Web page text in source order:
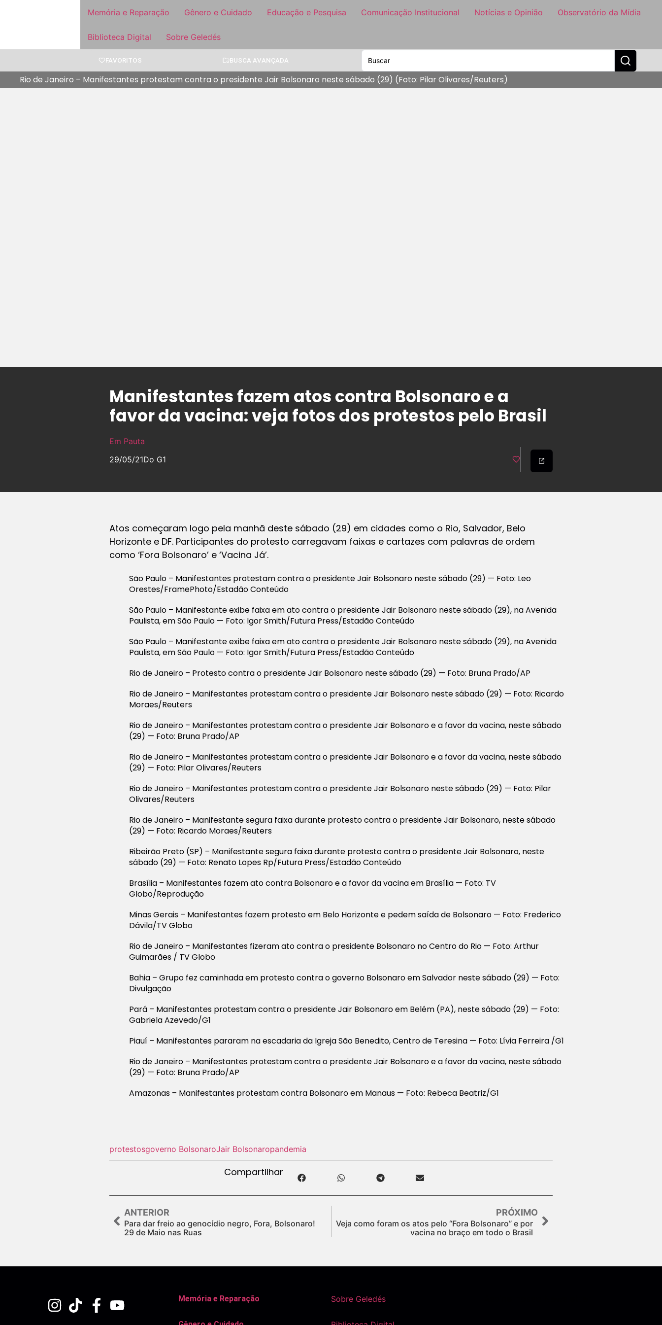
Memória e Reparação Gênero e Cuidado Educação e Pesquisa Comunicação Institucional Notícias e Opinião Observatório da Mídia
Biblioteca Digital Sobre Geledés
FAVORITOS BUSCA AVANÇADA
Rio de Janeiro – Manifestantes protestam contra o presidente Jair Bolsonaro neste sábado (29) (Foto: Pilar Olivares/Reuters)
Manifestantes fazem atos contra Bolsonaro e a
favor da vacina: veja fotos dos protestos pelo Brasil
Em Pauta
29/05/21Do G1
Atos começaram logo pela manhã deste sábado (29) em cidades como o Rio, Salvador, Belo
Horizonte e DF. Participantes do protesto carregavam faixas e cartazes com palavras de ordem
como ‘Fora Bolsonaro’ e ‘Vacina Já’.
São Paulo – Manifestantes protestam contra o presidente Jair Bolsonaro neste sábado (29) — Foto: Leo
Orestes/FramePhoto/Estadão Conteúdo
São Paulo – Manifestante exibe faixa em ato contra o presidente Jair Bolsonaro neste sábado (29), na Avenida
Paulista, em São Paulo — Foto: Igor Smith/Futura Press/Estadão Conteúdo
São Paulo – Manifestante exibe faixa em ato contra o presidente Jair Bolsonaro neste sábado (29), na Avenida
Paulista, em São Paulo — Foto: Igor Smith/Futura Press/Estadão Conteúdo
Rio de Janeiro – Protesto contra o presidente Jair Bolsonaro neste sábado (29) — Foto: Bruna Prado/AP
Rio de Janeiro – Manifestantes protestam contra o presidente Jair Bolsonaro neste sábado (29) — Foto: Ricardo
Moraes/Reuters
Rio de Janeiro – Manifestantes protestam contra o presidente Jair Bolsonaro e a favor da vacina, neste sábado
(29) — Foto: Bruna Prado/AP
Rio de Janeiro – Manifestantes protestam contra o presidente Jair Bolsonaro e a favor da vacina, neste sábado
(29) — Foto: Pilar Olivares/Reuters
Rio de Janeiro – Manifestantes protestam contra o presidente Jair Bolsonaro neste sábado (29) — Foto: Pilar
Olivares/Reuters
Rio de Janeiro – Manifestante segura faixa durante protesto contra o presidente Jair Bolsonaro, neste sábado
(29) — Foto: Ricardo Moraes/Reuters
Ribeirão Preto (SP) – Manifestante segura faixa durante protesto contra o presidente Jair Bolsonaro, neste
sábado (29) — Foto: Renato Lopes Rp/Futura Press/Estadão Conteúdo
Brasília – Manifestantes fazem ato contra Bolsonaro e a favor da vacina em Brasília — Foto: TV
Globo/Reprodução
Minas Gerais – Manifestantes fazem protesto em Belo Horizonte e pedem saída de Bolsonaro — Foto: Frederico
Dávila/TV Globo
Rio de Janeiro – Manifestantes fizeram ato contra o presidente Bolsonaro no Centro do Rio — Foto: Arthur
Guimarães / TV Globo
Bahia – Grupo fez caminhada em protesto contra o governo Bolsonaro em Salvador neste sábado (29) — Foto:
Divulgação
Pará – Manifestantes protestam contra o presidente Jair Bolsonaro em Belém (PA), neste sábado (29) — Foto:
Gabriela Azevedo/G1
Piauí – Manifestantes pararam na escadaria da Igreja São Benedito, Centro de Teresina — Foto: Lívia Ferreira /G1
Rio de Janeiro – Manifestantes protestam contra o presidente Jair Bolsonaro e a favor da vacina, neste sábado
(29) — Foto: Bruna Prado/AP
Amazonas – Manifestantes protestam contra Bolsonaro em Manaus — Foto: Rebeca Beatriz/G1
protestosgoverno BolsonaroJair Bolsonaropandemia
Compartilhar
ANTERIOR
Para dar freio ao genocídio negro, Fora, Bolsonaro!
29 de Maio nas Ruas
PRÓXIMO
Veja como foram os atos pelo “Fora Bolsonaro” e por
vacina no braço em todo o Brasil
Memória e Reparação Sobre Geledés